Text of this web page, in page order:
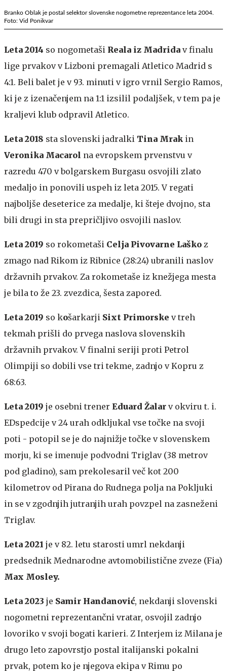
Branko Oblak je postal selektor slovenske nogometne reprezentance leta 2004.
Foto: Vid Ponikvar
Leta 2014 so nogometaši Reala iz Madrida v finalu
lige prvakov v Lizboni premagali Atletico Madrid s
4:1. Beli balet je v 93. minuti v igro vrnil Sergio Ramos,
ki je z izenačenjem na 1:1 izsilil podaljšek, v tem pa je
kraljevi klub odpravil Atletico.
Leta 2018 sta slovenski jadralki Tina Mrak in
Veronika Macarol na evropskem prvenstvu v
razredu 470 v bolgarskem Burgasu osvojili zlato
medaljo in ponovili uspeh iz leta 2015. V regati
najboljše deseterice za medalje, ki šteje dvojno, sta
bili drugi in sta prepričljivo osvojili naslov.
Leta 2019 so rokometaši Celja Pivovarne Laško z
zmago nad Rikom iz Ribnice (28:24) ubranili naslov
državnih prvakov. Za rokometaše iz knežjega mesta
je bila to že 23. zvezdica, šesta zapored.
Leta 2019 so košarkarji Sixt Primorske v treh
tekmah prišli do prvega naslova slovenskih
državnih prvakov. V finalni seriji proti Petrol
Olimpiji so dobili vse tri tekme, zadnjo v Kopru z
68:63.
Leta 2019 je osebni trener Eduard Žalar v okviru t. i.
EDspedcije v 24 urah odkljukal vse točke na svoji
poti - potopil se je do najnižje točke v slovenskem
morju, ki se imenuje podvodni Triglav (38 metrov
pod gladino), sam prekolesaril več kot 200
kilometrov od Pirana do Rudnega polja na Pokljuki
in se v zgodnjih jutranjih urah povzpel na zasneženi
Triglav.
Leta 2021 je v 82. letu starosti umrl nekdanji
predsednik Mednarodne avtomobilistične zveze (Fia)
Max Mosley.
Leta 2023 je Samir Handanović, nekdanji slovenski
nogometni reprezentančni vratar, osvojil zadnjo
lovoriko v svoji bogati karieri. Z Interjem iz Milana je
drugo leto zapovrstjo postal italijanski pokalni
prvak, potem ko je njegova ekipa v Rimu po